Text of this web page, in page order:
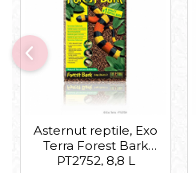
Asternut reptile, Exo
Terra Forest Bark
PT2752, 8,8 L